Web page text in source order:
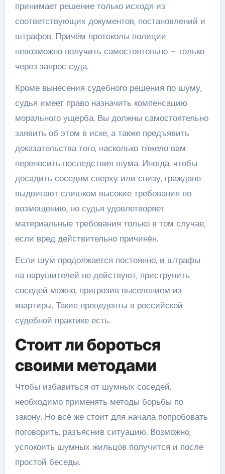
принимает решение только исходя из
соответствующих документов, постановлений и
штрафов. Причём протоколы полиции
невозможно получить самостоятельно – только
через запрос суда.
Кроме вынесения судебного решения по шуму,
судья имеет право назначить компенсацию
морального ущерба. Вы должны самостоятельно
заявить об этом в иске, а также предъявить
доказательства того, насколько тяжело вам
переносить последствия шума. Иногда, чтобы
досадить соседям сверху или снизу, граждане
выдвигают слишком высокие требования по
возмещению, но судья удовлетворяет
материальные требования только в том случае,
если вред действительно причинён.
Если шум продолжается постоянно, и штрафы
на нарушителей не действуют, приструнить
соседей можно, пригрозив выселением из
квартиры. Такие прецеденты в российской
судебной практике есть.
Стоит ли бороться
своими методами
Чтобы избавиться от шумных соседей,
необходимо применять методы борьбы по
закону. Но всё же стоит для начала попробовать
поговорить, разъяснив ситуацию. Возможно,
успокоить шумных жильцов получится и после
простой беседы.